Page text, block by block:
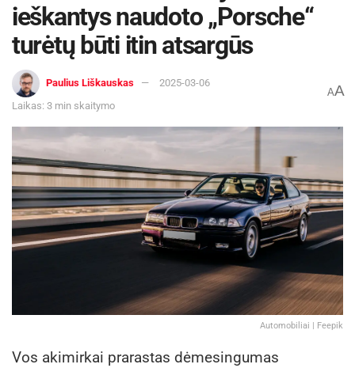
ieškantys naudoto „Porsche“
turėtų būti itin atsargūs
Paulius Liškauskas
2025-03-06
Laikas: 3 min skaitymo
AA
Automobiliai | Feepik
Vos akimirkai prarastas dėmesingumas